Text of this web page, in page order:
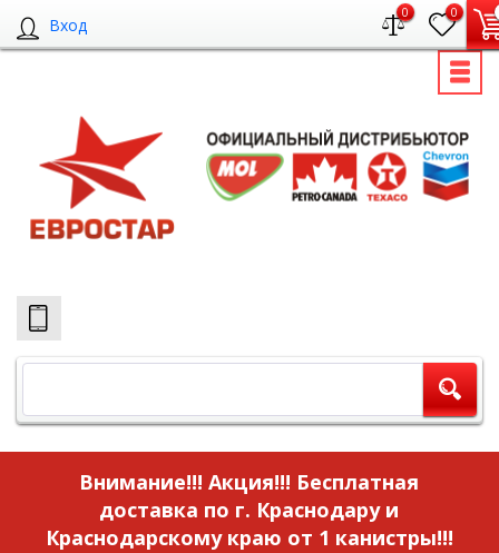
Вход
0 0
Внимание!!! Акция!!! Бесплатная
доставка по г. Краснодару и
Краснодарскому краю от 1 канистры!!!